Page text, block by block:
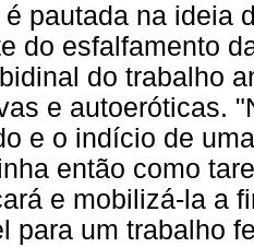
pautada na ideia
do esfalfamento
do trabalho
e autoeróticas.
e o indício de
então como
e mobilizá-la a
para um trabalho